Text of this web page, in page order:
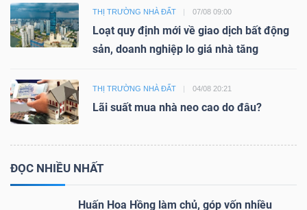
THỊ TRƯỜNG NHÀ ĐẤT 07/08 09:00
Loạt quy định mới về giao dịch bất động
sản, doanh nghiệp lo giá nhà tăng
THỊ TRƯỜNG NHÀ ĐẤT 04/08 20:21
Lãi suất mua nhà neo cao do đâu?
ĐỌC NHIỀU NHẤT
Huấn Hoa Hồng làm chủ, góp vốn nhiều